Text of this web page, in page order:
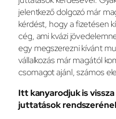
jelentkező dolgozó már
kérdést, hogy a fizetésen
cég, ami kvázi
egy megszerezni kívánt
vállalkozás már magától
csomagot ajánl, számos
Itt kanyarodjuk is
juttatások